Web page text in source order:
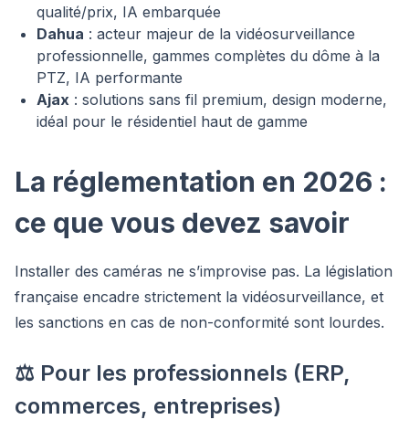
qualité/prix, IA embarquée
Dahua : acteur majeur de la vidéosurveillance
professionnelle, gammes complètes du dôme à la
PTZ, IA performante
Ajax : solutions sans fil premium, design moderne,
idéal pour le résidentiel haut de gamme
La réglementation en 2026 :
ce que vous devez savoir
Installer des caméras ne s’improvise pas. La législation
française encadre strictement la vidéosurveillance, et
les sanctions en cas de non-conformité sont lourdes.
⚖️ Pour les professionnels (ERP,
commerces, entreprises)